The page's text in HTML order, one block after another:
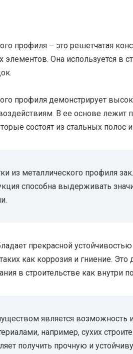
профиля – это решетчатая
Она используется в
профиля демонстрирует
В ее основе лежит
состоят из стальных
из металлического профиля
способна выдерживать
прекрасной
как коррозия и гниение.
в строительстве как внутри
является возможность
например, сухих
получить прочную и